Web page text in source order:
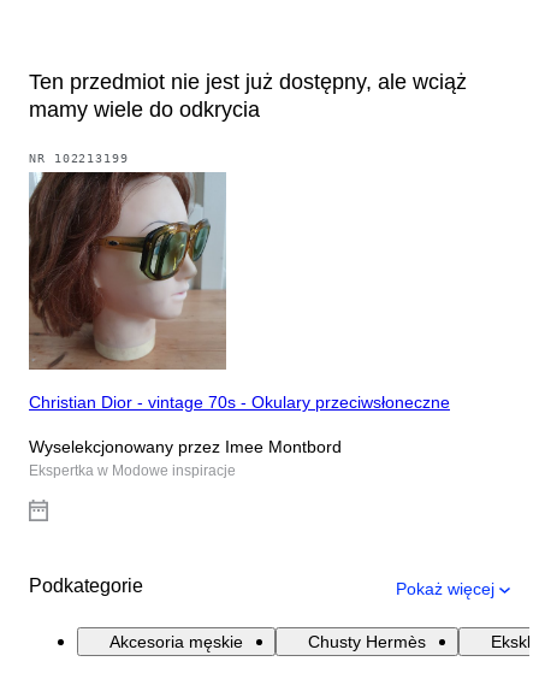
Ten przedmiot nie jest już dostępny, ale wciąż
mamy wiele do odkrycia
NR 102213199
Christian Dior - vintage 70s - Okulary przeciwsłoneczne
Wyselekcjonowany przez Imee Montbord
Ekspertka w Modowe inspiracje
Podkategorie Pokaż więcej
Akcesoria męskie Chusty Hermès